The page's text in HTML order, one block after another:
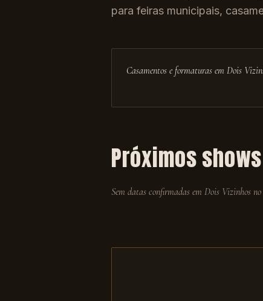
para feiras municipais,
Casamentos e formaturas em Dois
Próximos
Sem datas confirmadas em Dois Vizinhos